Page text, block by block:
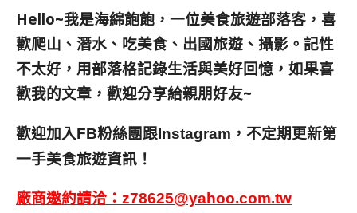
Hello~我是海綿飽飽，一位美食旅遊部落客， 喜
歡爬山、潛水、吃美食、出國旅遊、攝影。 記性
不太好，用部落格記錄生活與美好回憶， 如果喜
歡我的文章，歡迎分享給親朋好友~
歡迎加入FB粉絲團跟Instagram ，不定期更新第
一手美食旅遊資訊！
廠商邀約請洽： z78625@yahoo.com.tw